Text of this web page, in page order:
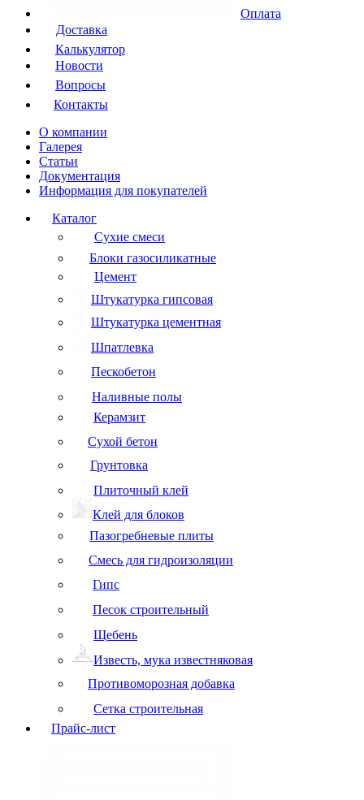
Оплата
Доставка
Калькулятор
Новости
Вопросы
Контакты
О компании
Галерея
Статьи
Документация
Информация для покупателей
Каталог
Сухие смеси
Блоки газосиликатные
Цемент
Штукатурка гипсовая
Штукатурка цементная
Шпатлевка
Пескобетон
Наливные полы
Керамзит
Сухой бетон
Грунтовка
Плиточный клей
Клей для блоков
Пазогребневые плиты
Смесь для гидроизоляции
Гипс
Песок строительный
Щебень
Известь, мука известняковая
Противоморозная добавка
Сетка строительная
Прайс-лист